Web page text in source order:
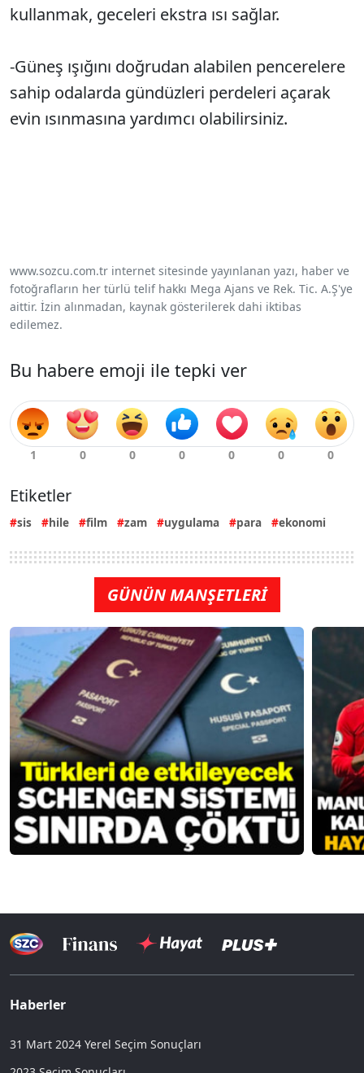
kullanmak, geceleri ekstra ısı sağlar.
-Güneş ışığını doğrudan alabilen pencerelere
sahip odalarda gündüzleri perdeleri açarak
evin ısınmasına yardımcı olabilirsiniz.
www.sozcu.com.tr internet sitesinde yayınlanan yazı, haber ve
fotoğrafların her türlü telif hakkı Mega Ajans ve Rek. Tic. A.Ş'ye
aittir. İzin alınmadan, kaynak gösterilerek dahi iktibas
edilemez.
Bu habere emoji ile tepki ver
Etiketler
sis hile film zam uygulama para ekonomi
GÜNÜN MANŞETLERİ
Haberler
31 Mart 2024 Yerel Seçim Sonuçları